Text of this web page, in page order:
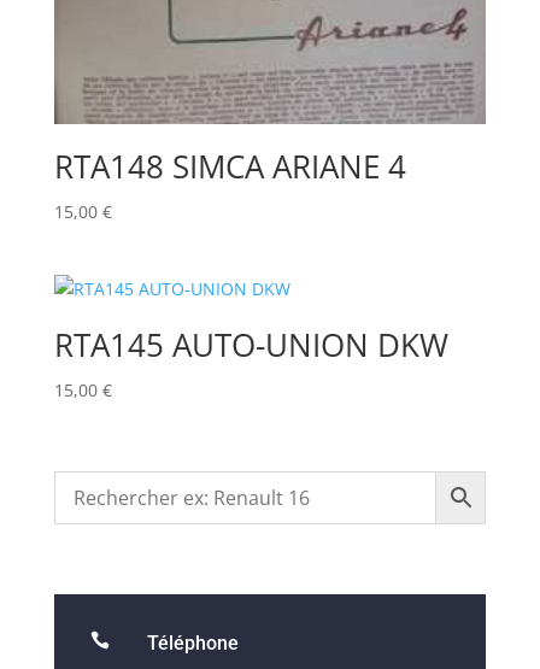
RTA148 SIMCA ARIANE 4
15,00 €
RTA145 AUTO-UNION DKW
15,00 €
 Téléphone